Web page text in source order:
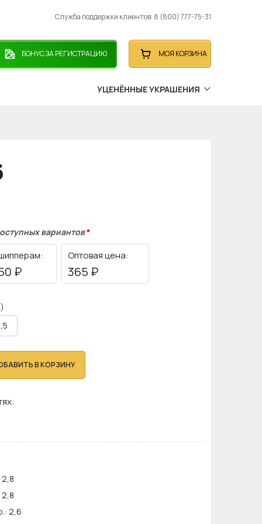
Служба поддержки клиентов: 8 (800) 777-75-31
БОНУС ЗА РЕГИСТРАЦИЮ МОЯ КОРЗИНА
УЦЕНЁННЫЕ УКРАШЕНИЯ
вариантов*
₽
Оптовая цена:
365 ₽
В КОРЗИНУ
2,8
2,8
2,6